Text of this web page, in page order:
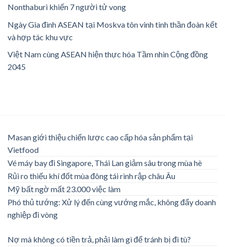
Nonthaburi khiến 7 người tử vong
Ngày Gia đình ASEAN tại Moskva tôn vinh tinh thần đoàn kết
và hợp tác khu vực
Việt Nam cùng ASEAN hiện thực hóa Tầm nhìn Cộng đồng
2045
Masan giới thiệu chiến lược cao cấp hóa sản phẩm tại
Vietfood
Vé máy bay đi Singapore, Thái Lan giảm sâu trong mùa hè
Rủi ro thiếu khí đốt mùa đông tái rình rập châu Âu
Mỹ bất ngờ mất 23.000 việc làm
Phó thủ tướng: Xử lý đến cùng vướng mắc, không đẩy doanh
nghiệp đi vòng
Nợ mà không có tiền trả, phải làm gì để tránh bị đi tù?